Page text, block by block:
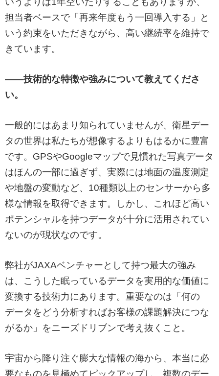
担当者ベースで「再来年度もう一回導入する」と
いう約束をいただきながら、高い継続率を維持で
きています。
——技術的な特徴や強みについて教えてくださ
い。
一般的にはあまり知られていませんが、衛星デー
タの世界は私たちが想像するよりもはるかに豊富
です。GPSやGoogleマップで見慣れた写真データ
はほんの一部に過ぎず、実際には地面の温度測定
や地盤の変動など、10種類以上のセンサーから多
様な情報を取得できます。しかし、これほど高い
ポテンシャルを持つデータが十分に活用されてい
ないのが現状なのです。
弊社がJAXAベンチャーとして持つ最大の強み
は、こうした眠っているデータを実用的な価値に
変換する技術力にあります。重要なのは「何の
データをどう分析すればお客様の課題解決につな
がるか」をニーズドリブンで考え抜くこと。
宇宙から降り注ぐ膨大な情報の海から、本当に必
要なものを見極めてピックアップし、複数のデー